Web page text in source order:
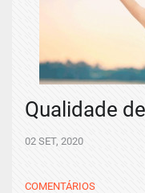
Qualidade
02 SET, 2020
COMENTÁRIOS